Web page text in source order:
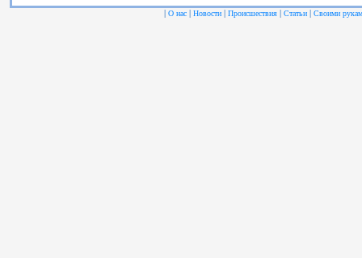
| О нас | Новости | Происшествия | Статьи | Своими